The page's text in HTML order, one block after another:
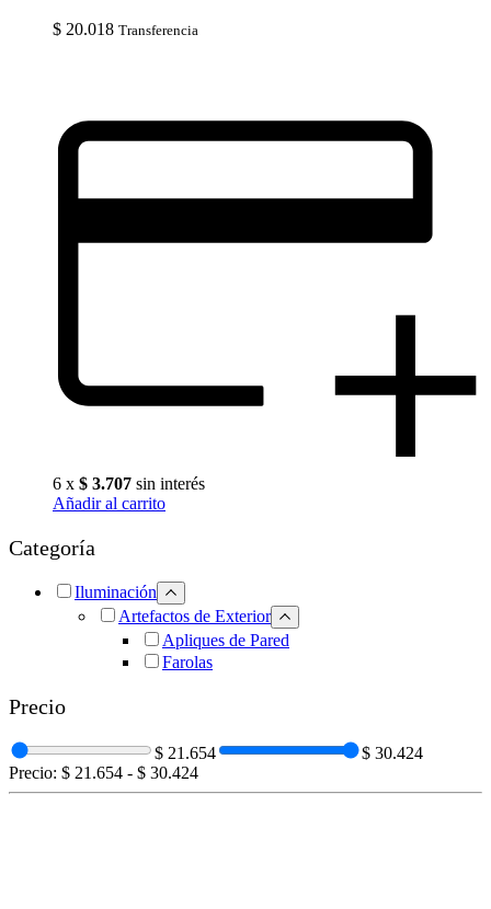
$ 20.018 Transferencia
6 x $ 3.707 sin interés
Añadir al carrito
Categoría
Iluminación
Artefactos de Exterior
Apliques de Pared
Farolas
Precio
$ 21.654
$ 30.424
Precio: $ 21.654 - $ 30.424